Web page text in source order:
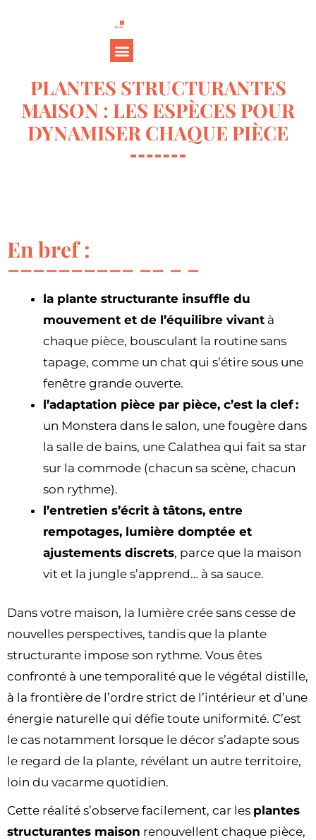
PLANTES STRUCTURANTES
MAISON : LES ESPÈCES POUR
DYNAMISER CHAQUE PIÈCE
En bref :
la plante structurante insuffle du
mouvement et de l’équilibre vivant à
chaque pièce, bousculant la routine sans
tapage, comme un chat qui s’étire sous une
fenêtre grande ouverte.
l’adaptation pièce par pièce, c’est la clef :
un Monstera dans le salon, une fougère dans
la salle de bains, une Calathea qui fait sa star
sur la commode (chacun sa scène, chacun
son rythme).
l’entretien s’écrit à tâtons, entre
rempotages, lumière domptée et
ajustements discrets, parce que la maison
vit et la jungle s’apprend… à sa sauce.
Dans votre maison, la lumière crée sans cesse de
nouvelles perspectives, tandis que la plante
structurante impose son rythme. Vous êtes
confronté à une temporalité que le végétal distille,
à la frontière de l’ordre strict de l’intérieur et d’une
énergie naturelle qui défie toute uniformité. C’est
le cas notamment lorsque le décor s’adapte sous
le regard de la plante, révélant un autre territoire,
loin du vacarme quotidien.
Cette réalité s’observe facilement, car les plantes
structurantes maison renouvellent chaque pièce,